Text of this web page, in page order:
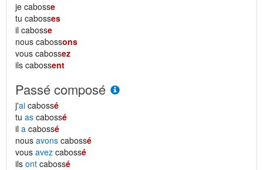
je cabosse
tu cabosses
il cabosse
nous cabossons
vous cabossez
ils cabossent
Passé composé
j'ai cabossé
tu as cabossé
il a cabossé
nous avons cabossé
vous avez cabossé
ils ont cabossé